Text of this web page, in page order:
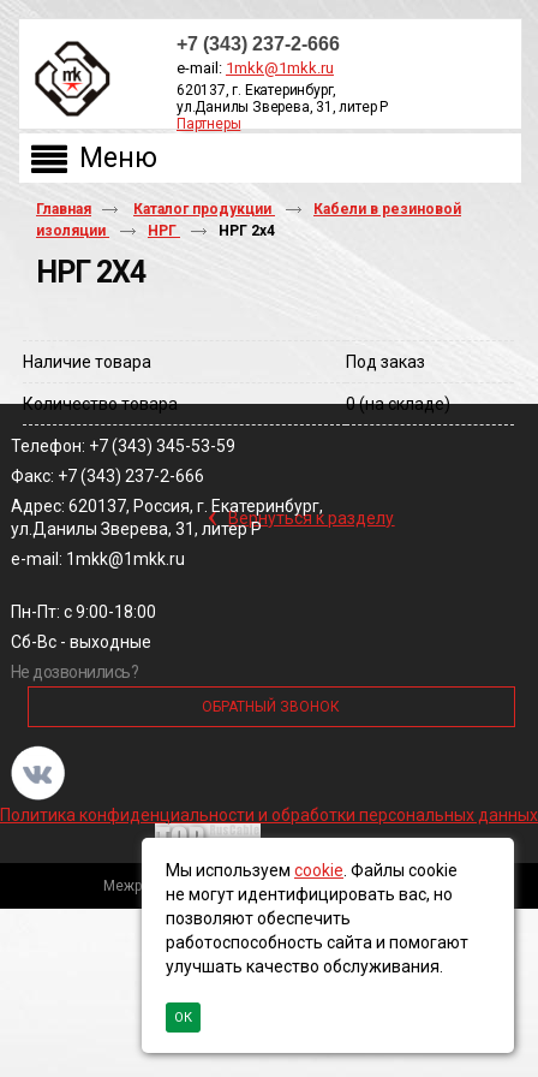
+7 (343) 237-2-666
e-mail: 1mkk@1mkk.ru
620137, г. Екатеринбург,
ул.Данилы Зверева, 31, литер Р
Партнеры
Главная Каталог продукции
Кабели в резиновой
изоляции
НРГ НРГ 2х4
НРГ 2Х4
Наличие товара Под заказ
Количество товара 0(на складе)
‹ Вернуться к разделу
Телефон: +7 (343) 345-53-59
Факс: +7 (343) 237-2-666
Адрес: 620137, Россия, г. Екатеринбург,
ул.Данилы Зверева, 31, литер Р
e-mail: 1mkk@1mkk.ru
Пн-Пт: с 9:00-18:00
Сб-Вс - выходные
Не дозвонились?
ОБРАТНЫЙ ЗВОНОК
Политика конфиденциальности и обработки персональных данных
Межрегиональная кабельная компания, 2016 ©
Мы используем cookie . Файлы cookie
не могут идентифицировать вас, но
позволяют обеспечить
работоспособность сайта и помогают
улучшать качество обслуживания.
ОК